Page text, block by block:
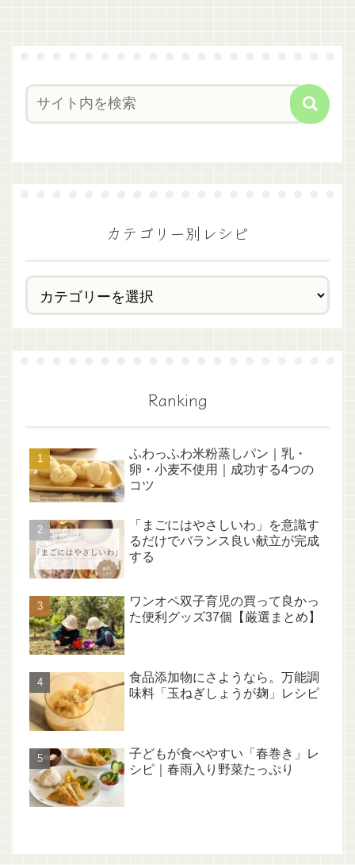
カテゴリー別レシピ
Ranking
ふわっふわ米粉蒸しパン｜乳・
卵・小麦不使用｜成功する4つの
コツ
「まごにはやさしいわ」を意識す
るだけでバランス良い献立が完成
する
ワンオペ双子育児の買って良かっ
た便利グッズ37個【厳選まとめ】
食品添加物にさようなら。万能調
味料「玉ねぎしょうが麹」レシピ
子どもが食べやすい「春巻き」レ
シピ｜春雨入り野菜たっぷり